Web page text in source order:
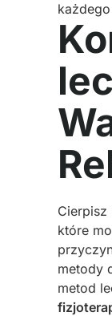
Cierpisz
które
metody
metod